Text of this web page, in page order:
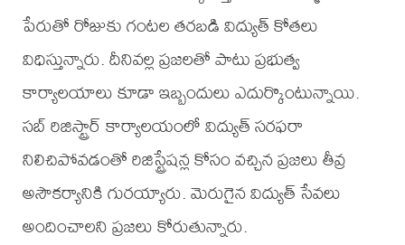
పేరుతో రోజుకు గంటల తరబడి విద్యుత్ కోతలు
విధిస్తున్నారు. దీనివల్ల ప్రజలతో పాటు ప్రభుత్వ
కార్యాలయాలు కూడా ఇబ్బందులు ఎదుర్కొంటున్నాయి.
సబ్ రిజిస్ట్రార్ కార్యాలయంలో విద్యుత్ సరఫరా
నిలిచిపోవడంతో రిజిస్ట్రేషన్ల కోసం వచ్చిన ప్రజలు తీవ్ర
అసౌకర్యానికి గురయ్యారు. మెరుగైన విద్యుత్ సేవలు
అందించాలని ప్రజలు కోరుతున్నారు.